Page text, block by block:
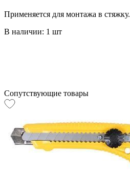
Применяется для монтажа в стяжку.
В наличии: 1 шт
Сопутствующие товары